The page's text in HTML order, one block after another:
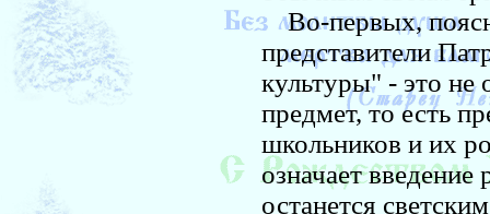
Во-первых,
представители
культуры" - это не
предмет, то есть
школьников и их
означает введение
останется